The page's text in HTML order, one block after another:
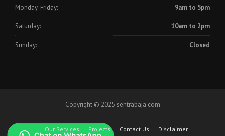
Monday-Friday: 9am to 5pm
Saturday: 10am to 2pm
Sunday: Closed
Copyright © 2025 sentrabaja.com
Our Services Projects Contact Us
Disclaimer